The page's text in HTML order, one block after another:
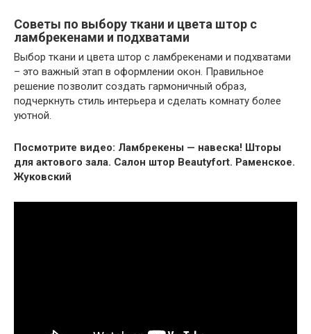
Советы по выбору ткани и цвета штор с
ламбрекенами и подхватами
Выбор ткани и цвета штор с ламбрекенами и подхватами
– это важный этап в оформлении окон. Правильное
решение позволит создать гармоничный образ,
подчеркнуть стиль интерьера и сделать комнату более
уютной.
Посмотрите видео: Ламбрекены — навеска! Шторы
для актового зала. Салон штор Beautyfort. Раменское.
Жуковский